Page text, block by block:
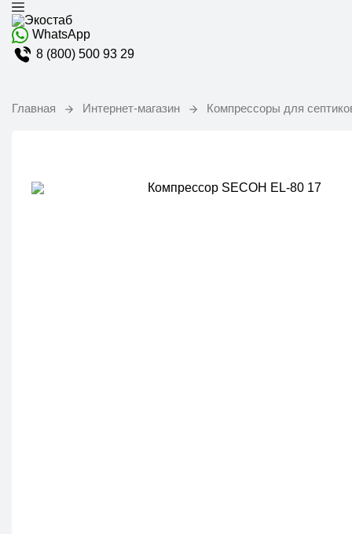
WhatsApp
8 (800) 500 93 29
Главная Интернет-магазин Компрессоры для